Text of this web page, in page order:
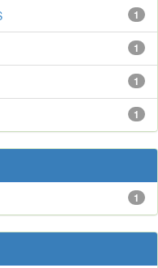
1
1
1
1
1